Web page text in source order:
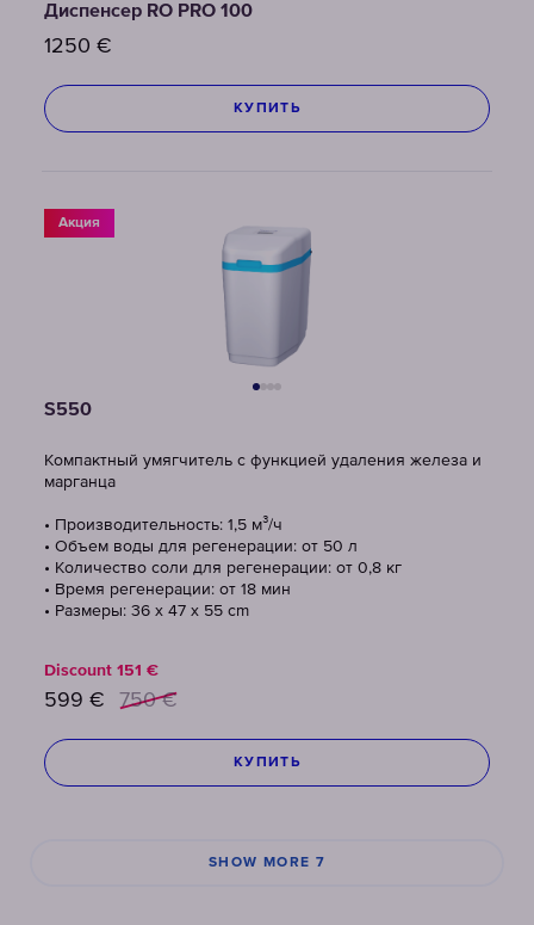
Диспенсер RO PRO 100
1250 €
КУПИТЬ
Акция
S550
Компактный умягчитель с функцией удаления железа и
марганца
• Производительность: 1,5 м³/ч
• Объем воды для регенерации: от 50 л
• Количество соли для регенерации: от 0,8 кг
• Время регенерации: от 18 мин
• Размеры: 36 x 47 x 55 cm
Discount 151 €
599 € 750 €
КУПИТЬ
SHOW MORE 7